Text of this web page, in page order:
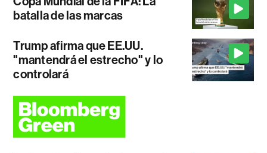
batalla de las marcas
Trump afirma que EE.UU.
"mantendrá el estrecho" y lo
controlará